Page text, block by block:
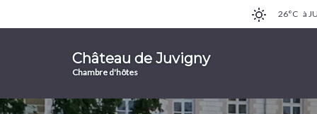
26°C à
Château de Juvigny
Chambre d'hôtes